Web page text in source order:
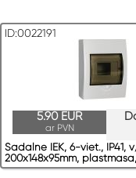
ID:0022191
5.90 EUR
ar PVN
Sadalne IEK, 6-viet., IP41,
200x148x95mm,